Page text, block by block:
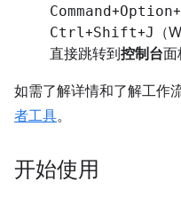
Command+Option+
Ctrl+Shift+J
（
直接跳转到控制台面
如需了解详情和了解工作
者工具。
开始使用